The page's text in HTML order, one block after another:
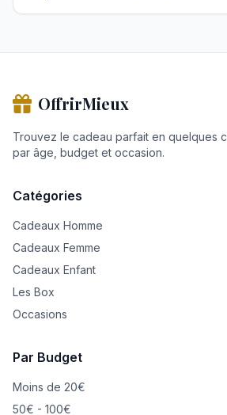
OffrirMieux
Trouvez le cadeau parfait en quelques
par âge, budget et occasion.
Catégories
Cadeaux Homme
Cadeaux Femme
Cadeaux Enfant
Les Box
Occasions
Par Budget
Moins de 20€
50€ - 100€